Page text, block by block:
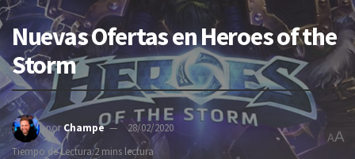
Nuevas Ofertas en Heroes of the
Storm
porChampe
28/02/2020
Tiempo de Lectura:2 mins lectura
AA